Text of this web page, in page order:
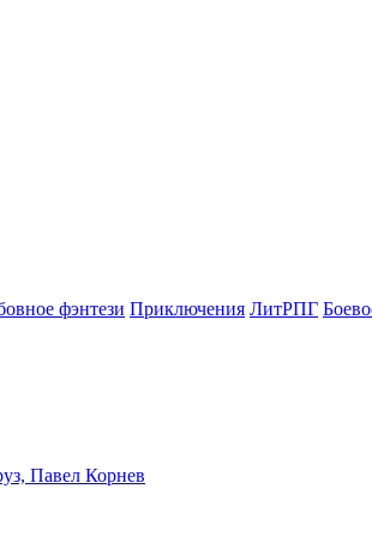
фэнтези Приключения ЛитРПГ
Павел Корнев